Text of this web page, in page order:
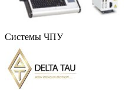
Системы ЧПУ